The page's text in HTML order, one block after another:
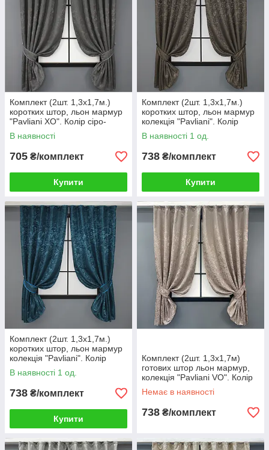
Комплект (2шт. 1,3х1,7м.)
коротких штор, льон мармур
"Pavliani ХО". Колір сіро-
коричневий. Код 1267ш 35-
0108
В наявності
705 ₴/комплект
Купити
Комплект (2шт. 1,3х1,7м.)
коротких штор, льон мармур
колекція "Pavliani". Колір
темне какао. Код 1288ш 35-
0064
В наявності 1 од.
738 ₴/комплект
Купити
Комплект (2шт. 1,3х1,7м.)
коротких штор, льон мармур
колекція "Pavliani". Колір
синій. Код 1365ш 35-0061
В наявності 1 од.
738 ₴/комплект
Купити
Комплект (2шт. 1,3х1,7м)
готових штор льон мармур,
колекція "Pavliani VO". Колір
світло-пудровий. Код 1715ш
35-0341
Немає в наявності
738 ₴/комплект